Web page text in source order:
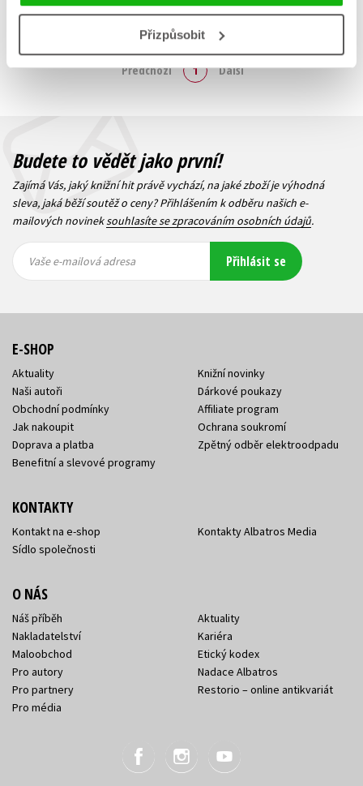
Přizpůsobit
Zobraz záznamů
Zobrazuji 1 až 2 z celkem 2 záznamů
Předchozí 1 Další
Budete to vědět jako první!
Zajímá Vás, jaký knižní hit právě vychází, na jaké zboží je výhodná
sleva, jaká běží soutěž o ceny? Přihlášením k odběru našich e-
mailových novineksouhlasíte se zpracováním osobních údajů.
mailová
mailová
Vaše e-mailová adresa Přihlásit se
E-SHOP
Aktuality
Naši autoři
Obchodní podmínky
Jak nakoupit
Doprava a platba
Benefitní a slevové programy
Knižní novinky
Dárkové poukazy
Affiliate program
Ochrana soukromí
Zpětný odběr elektroodpadu
KONTAKTY
Kontakt na e-shop
Sídlo společnosti
Kontakty Albatros Media
O NÁS
Náš příběh
Nakladatelství
Maloobchod
Pro autory
Pro partnery
Pro média
Aktuality
Kariéra
Etický kodex
Nadace Albatros
Restorio – online antikvariát